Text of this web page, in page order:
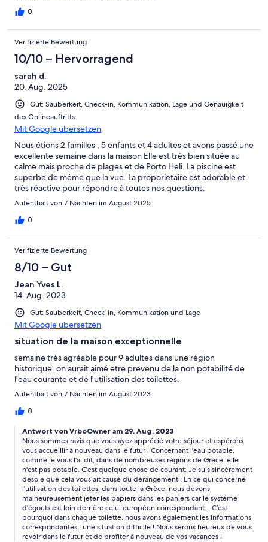
fantastic panoramic view, to the really excellent equipment, this
Recommended!
0
Verifizierte Bewertung
10/10 – Hervorragend
sarah d.
20. Aug. 2025
Gut: Sauberkeit, Check-in, Kommunikation, Lage und Genauigkeit
des Onlineauftritts
Mit Google übersetzen
Nous étions 2 familles , 5 enfants et 4 adultes et avons passé une
excellente semaine dans la maison Elle est très bien située au
calme mais proche de plages et de Porto Heli. La piscine est
superbe de même que la vue. La proporietaire est adorable et
très réactive pour répondre à toutes nos questions.
Aufenthalt von 7 Nächten im August 2025
0
Verifizierte Bewertung
8/10 – Gut
Jean Yves L.
14. Aug. 2023
Gut: Sauberkeit, Check-in, Kommunikation und Lage
Mit Google übersetzen
situation de la maison exceptionnelle
semaine très agréable pour 9 adultes dans une région
historique. on aurait aimé etre prevenu de la non potabilité de
l'eau courante et de l'utilisation des toilettes.
Aufenthalt von 7 Nächten im August 2023
0
Antwort von VrboOwner am 29. Aug. 2023
Nous sommes ravis que vous ayez apprécié votre séjour et espérons
vous accueillir à nouveau dans le futur ! Concernant l'eau potable,
comme je vous l'ai dit, dans de nombreuses régions de Grèce, elle
n'est pas potable. C'est quelque chose de courant. Je suis sincèrement
désolé que cela vous ait causé du dérangement ! En ce qui concerne
l'utilisation des toilettes, dans toute la Grèce, nous devons
malheureusement jeter les papiers dans les paniers car le système
d'égouts est loin derrière celui européen correspondant... C'est
pourquoi dans chaque toilette, nous avons également les informations
correspondantes ! une situation difficile ! Nous serons heureux de vous
revoir dans le futur et de profiter à nouveau de vos vacances !